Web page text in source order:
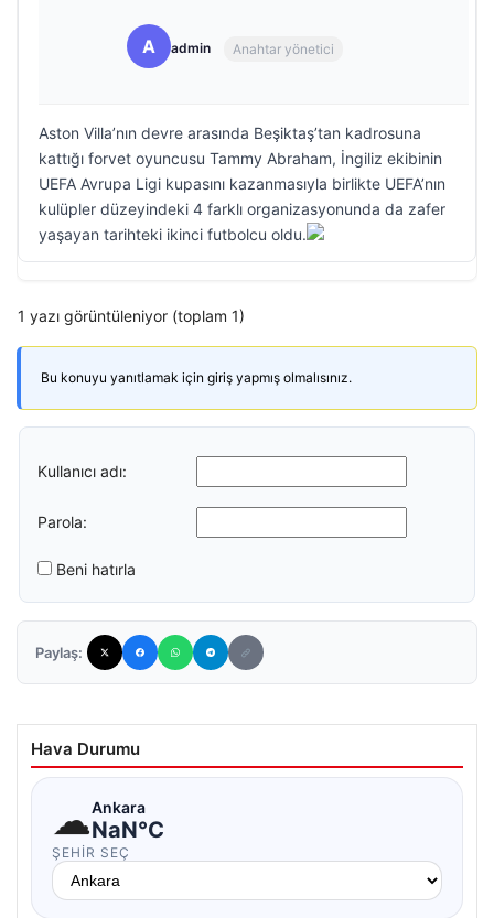
A admin Anahtar yönetici
Aston Villa’nın devre arasında Beşiktaş’tan kadrosuna
kattığı forvet oyuncusu Tammy Abraham, İngiliz ekibinin
UEFA Avrupa Ligi kupasını kazanmasıyla birlikte UEFA’nın
kulüpler düzeyindeki 4 farklı organizasyonunda da zafer
yaşayan tarihteki ikinci futbolcu oldu.
1 yazı görüntüleniyor (toplam 1)
Bu konuyu yanıtlamak için giriş yapmış olmalısınız.
Kullanıcı adı:
Parola:
Beni hatırla
Paylaş:
Hava Durumu
☁Ankara
NaN°C
ŞEHIR SEÇ